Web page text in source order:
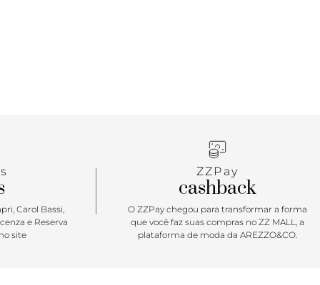
combina com tudo. Aposte nessa queridinha para
lookinhos de inverno!
Carol Bassi,
e Reserva
site
ZZPay
cashback
O ZZPay chegou para transformar a forma
que você faz suas compras no ZZ MALL, a
plataforma de moda da AREZZO&CO.